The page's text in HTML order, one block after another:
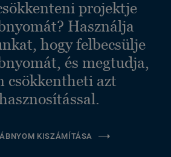
projektje
Használja
hogy felbecsülje
és megtudja,
csökkentheti azt
KISZÁMÍTÁSA